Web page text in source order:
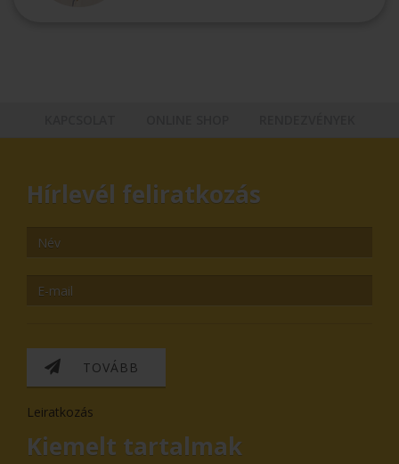
Hírlevél feliratkozás
TOVÁBB
Leiratkozás
Kiemelt tartalmak